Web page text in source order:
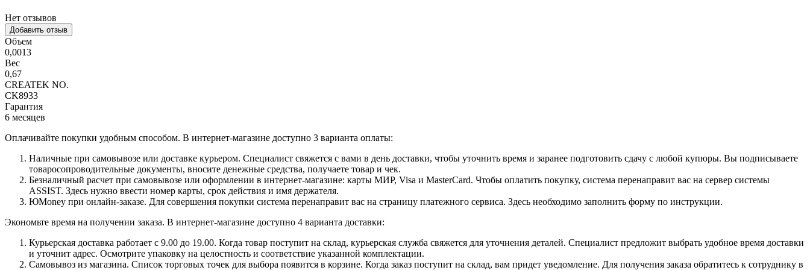
Нет отзывов
Добавить отзыв
Объем
0,0013
Вес
0,67
CREATEK NO.
CK8933
Гарантия
6 месяцев
Оплачивайте покупки удобным способом. В интернет-магазине доступно 3 варианта оплаты:
Наличные при самовывозе или доставке курьером. Специалист свяжется с вами в день доставки, чтобы уточнить время и заранее подготовить сдачу с любой купюры. Вы подписываете
товаросопроводительные документы, вносите денежные средства, получаете товар и чек.
Безналичный расчет при самовывозе или оформлении в интернет-магазине: карты МИР, Visa и MasterCard. Чтобы оплатить покупку, система перенаправит вас на сервер системы
ASSIST. Здесь нужно ввести номер карты, срок действия и имя держателя.
ЮMoney при онлайн-заказе. Для совершения покупки система перенаправит вас на страницу платежного сервиса. Здесь необходимо заполнить форму по инструкции.
Экономьте время на получении заказа. В интернет-магазине доступно 4 варианта доставки:
Курьерская доставка работает с 9.00 до 19.00. Когда товар поступит на склад, курьерская служба свяжется для уточнения деталей. Специалист предложит выбрать удобное время доставки
и уточнит адрес. Осмотрите упаковку на целостность и соответствие указанной комплектации.
Самовывоз из магазина. Список торговых точек для выбора появится в корзине. Когда заказ поступит на склад, вам придет уведомление. Для получения заказа обратитесь к сотруднику в